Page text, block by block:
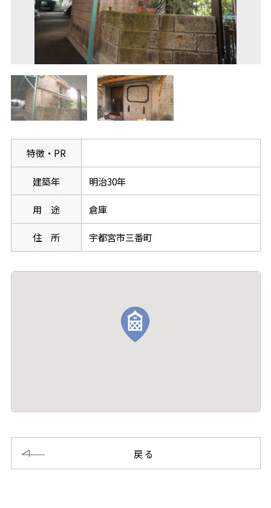
特徴・PR
建築年 明治30年
用 途 倉庫
住 所 宇都宮市三番町
戻る